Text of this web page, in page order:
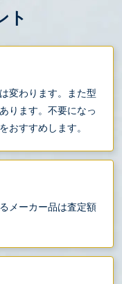
ト
変わります。また型
ります。不要になっ
おすすめします。
メーカー品は査定額